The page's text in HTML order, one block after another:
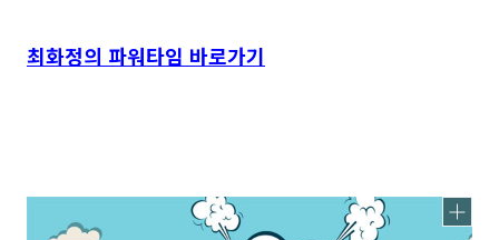
최화정의 파워타임 바로가기